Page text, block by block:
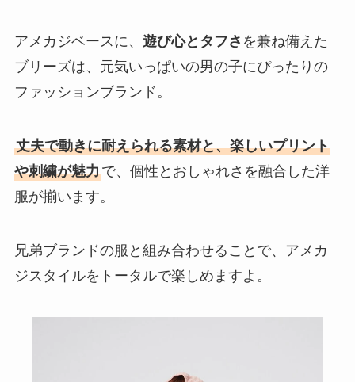
アメカジベースに、 遊び心とタフさ を兼ね備えた
ブリーズは、元気いっぱいの男の子にぴったりの
ファッションブランド。
丈夫で動きに耐えられる素材と、楽しいプリント
や刺繍が魅力で、個性とおしゃれさを融合した洋
服が揃います。
兄弟ブランドの服と組み合わせることで、アメカ
ジスタイルをトータルで楽しめますよ。